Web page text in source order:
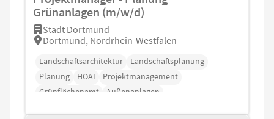
Grünanlagen (m/w/d)
Stadt Dortmund
Dortmund, Nordrhein-Westfalen
Landschaftsarchitektur
Landschaftsplanung
Planung
HOAI
Projektmanagement
Grünflächenamt
Außenanlagen